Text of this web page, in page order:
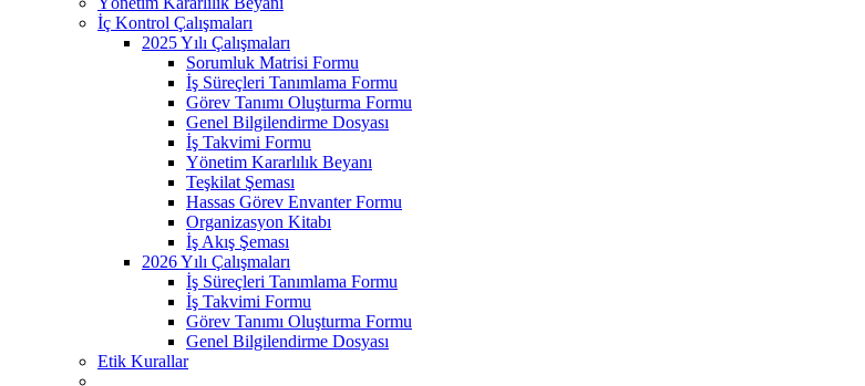
İç Kontrol Çalışmaları
2025 Yılı Çalışmaları
Sorumluk Matrisi Formu
İş Süreçleri Tanımlama Formu
Görev Tanımı Oluşturma Formu
Genel Bilgilendirme Dosyası
İş Takvimi Formu
Yönetim Kararlılık Beyanı
Teşkilat Şeması
Hassas Görev Envanter Formu
Organizasyon Kitabı
İş Akış Şeması
2026 Yılı Çalışmaları
İş Süreçleri Tanımlama Formu
İş Takvimi Formu
Görev Tanımı Oluşturma Formu
Genel Bilgilendirme Dosyası
Etik Kurallar